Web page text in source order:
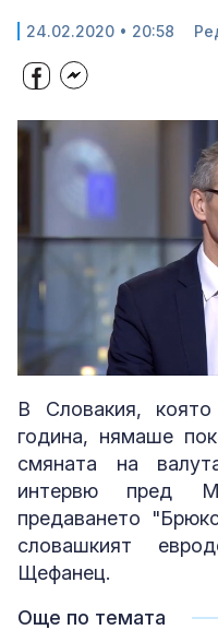
24.02.2020 • 20:58
Unmute Loaded
В Словакия,
година, нямаше
смяната на
интервю пред
предаването
словашкият
Щефанец.
Още по темата